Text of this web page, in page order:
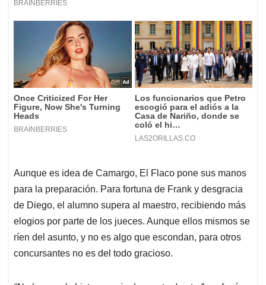
Aunque es idea de Camargo, El Flaco pone sus manos
para la preparación. Para fortuna de Frank y desgracia
de Diego, el alumno supera al maestro, recibiendo más
elogios por parte de los jueces. Aunque ellos mismos se
ríen del asunto, y no es algo que escondan, para otros
concursantes no es del todo gracioso.